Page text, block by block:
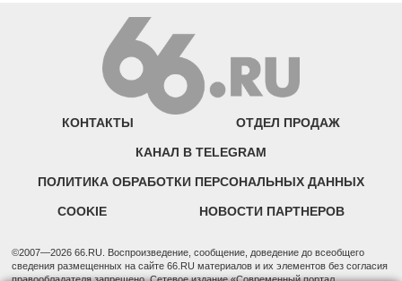
КОНТАКТЫ ОТДЕЛ ПРОДАЖ
КАНАЛ В TELEGRAM
ПОЛИТИКА ОБРАБОТКИ ПЕРСОНАЛЬНЫХ ДАННЫХ
COOKIE НОВОСТИ ПАРТНЕРОВ
©2007—2026 66.RU. Воспроизведение, сообщение, доведение до всеобщего
сведения размещенных на сайте 66.RU материалов и их элементов без согласия